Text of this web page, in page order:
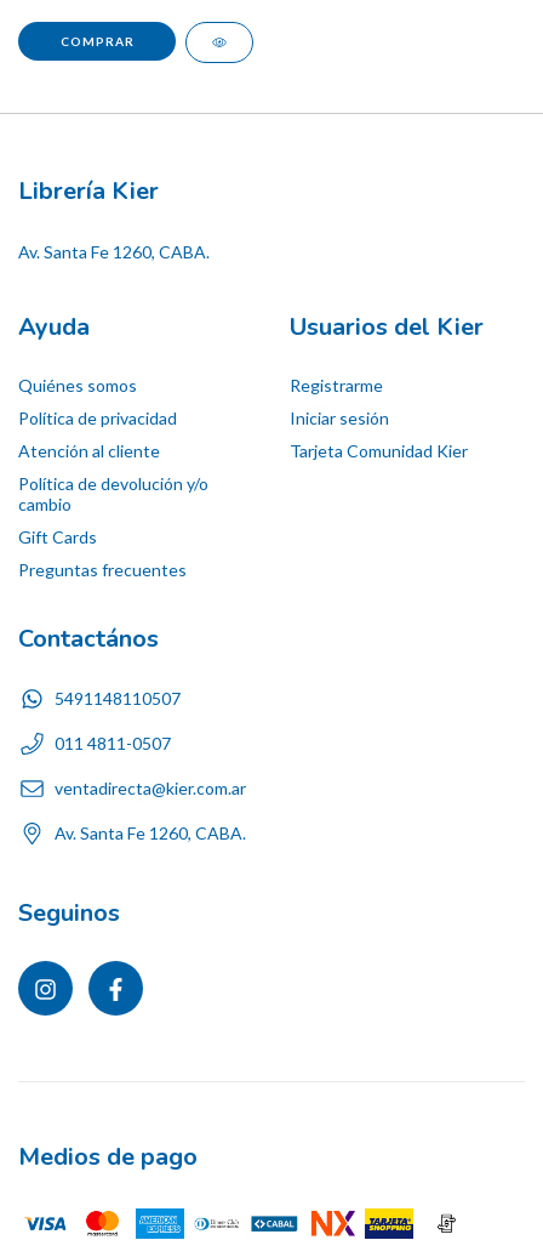
Librería Kier
Av. Santa Fe 1260, CABA.
Ayuda
Quiénes somos
Política de privacidad
Atención al cliente
Política de devolución y/o
cambio
Gift Cards
Preguntas frecuentes
Usuarios del Kier
Registrarme
Iniciar sesión
Tarjeta Comunidad Kier
Contactános
5491148110507
011 4811-0507
ventadirecta@kier.com.ar
Av. Santa Fe 1260, CABA.
Seguinos
Medios de pago